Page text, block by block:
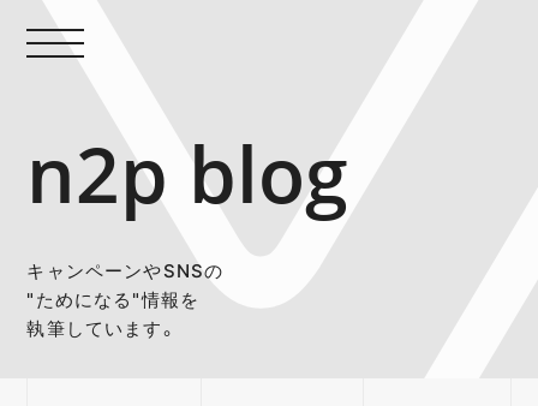
n2p blog
キャンペーンやSNSの
"ためになる"情報を
執筆しています。